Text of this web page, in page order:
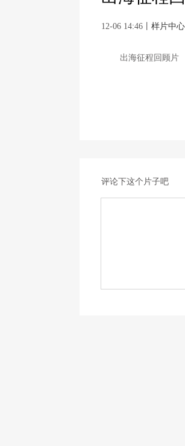
12-06 14:46丨 样片中心
出海征程回顾片
评论下这个片子吧